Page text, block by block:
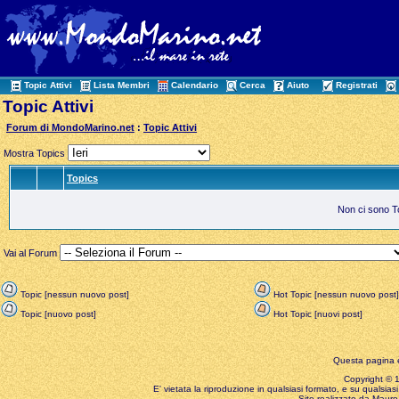
Topic Attivi Lista Membri Calendario Cerca Aiuto Registrati
Topic Attivi
Forum di MondoMarino.net :Topic Attivi
Mostra Topics
Topics
Non ci sono
Vai al Forum
Topic [nessun nuovo post]
Hot Topic [nessun nuovo post]
Topic [nuovo post]
Hot Topic [nuovi post]
Questa pagina
Copyright ©
E' vietata la riproduzione in qualsiasi formato, e su